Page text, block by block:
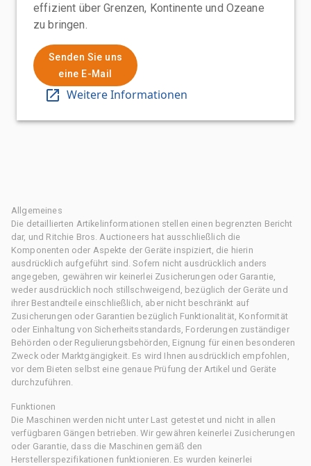
effizient über Grenzen, Kontinente und Ozeane
zu bringen.
Senden Sie uns
eine E-Mail
Weitere Informationen
Allgemeines
Die detaillierten Artikelinformationen stellen einen begrenzten Bericht
dar, und Ritchie Bros. Auctioneers hat ausschließlich die
Komponenten oder Aspekte der Geräte inspiziert, die hierin
ausdrücklich aufgeführt sind. Sofern nicht ausdrücklich anders
angegeben, gewähren wir keinerlei Zusicherungen oder Garantie,
weder ausdrücklich noch stillschweigend, bezüglich der Geräte und
ihrer Bestandteile einschließlich, aber nicht beschränkt auf
Zusicherungen oder Garantien bezüglich Funktionalität, Konformität
oder Einhaltung von Sicherheitsstandards, Forderungen zuständiger
Behörden oder Regulierungsbehörden, Eignung für einen besonderen
Zweck oder Marktgängigkeit. Es wird Ihnen ausdrücklich empfohlen,
vor dem Bieten selbst eine genaue Prüfung der Artikel und Geräte
durchzuführen.
Funktionen
Die Maschinen werden nicht unter Last getestet und nicht in allen
verfügbaren Gängen betrieben. Wir gewähren keinerlei Zusicherungen
oder Garantie, dass die Maschinen gemäß den
Herstellerspezifikationen funktionieren. Es wurden keinerlei